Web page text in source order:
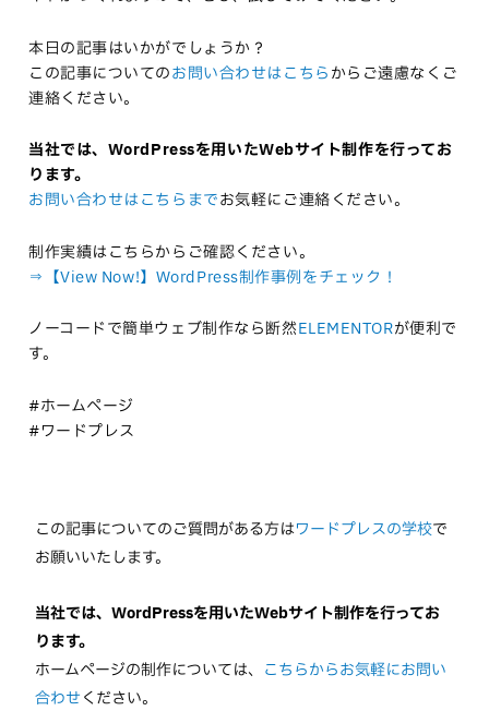
本日の記事はいかがでしょうか？
この記事についてのお問い合わせはこちらからご遠慮なくご
連絡ください。
当社では、WordPressを用いたWebサイト制作を行ってお
ります。
お問い合わせはこちらまでお気軽にご連絡ください。
制作実績はこちらからご確認ください。
⇒【View Now!】WordPress制作事例をチェック！
ノーコードで簡単ウェブ制作なら断然ELEMENTORが便利で
す。
#ホームページ
#ワードプレス
この記事についてのご質問がある方はワードプレスの学校で
お願いいたします。
当社では、WordPressを用いたWebサイト制作を行ってお
ります。
ホームページの制作については、 こちらからお気軽にお問い
合わせください。